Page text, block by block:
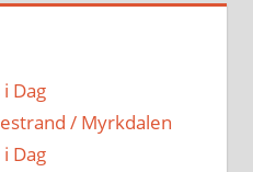
Dag
/ Myrkdalen
Dag